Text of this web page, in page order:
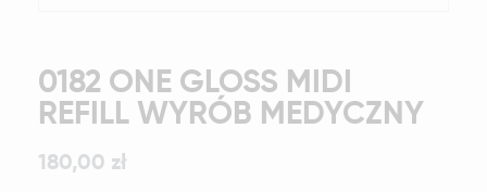
0182 ONE GLOSS MIDI
REFILL WYRÓB MEDYCZNY
180,00 zł